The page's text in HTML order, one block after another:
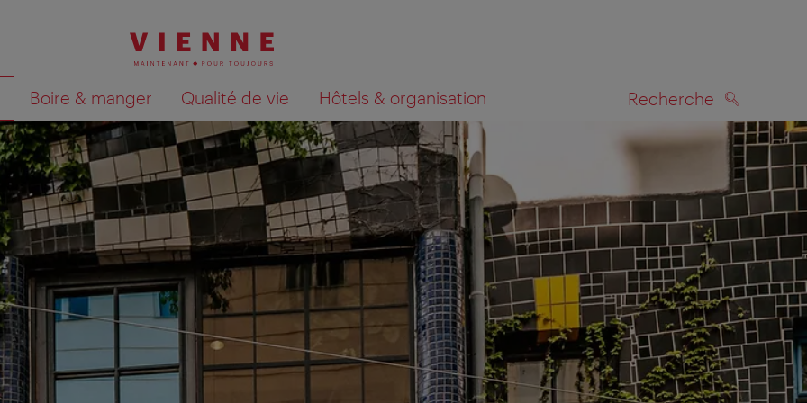
Boire & manger Qualité de vie Hôtels & organisation Recherche
Afficher les résultats de la recherche sur la carte RECHERCHE